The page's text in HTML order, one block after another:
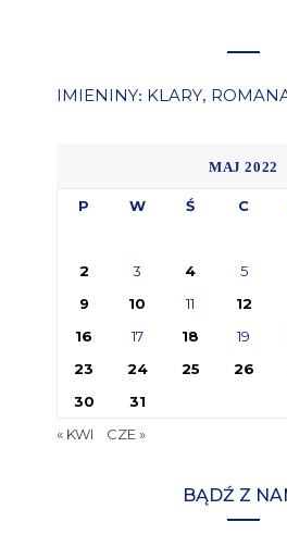
IMIENINY: KLARY,
MAJ 2022
P W Ś C
2
3 4 5
9
10 11 12
16
17 18 19
23
24 25 26
30
31
« KWI
CZE »
BĄDŹ Z